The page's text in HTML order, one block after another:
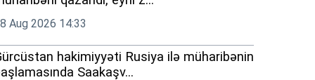
Aug 2026 14:33
hakimiyyəti Rusiya ilə müharibənin
Saakaşv...